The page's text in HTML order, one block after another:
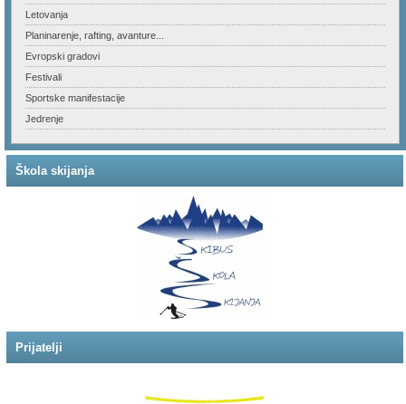
Letovanja
Planinarenje, rafting, avanture...
Evropski gradovi
Festivali
Sportske manifestacije
Jedrenje
Škola skijanja
Prijatelji